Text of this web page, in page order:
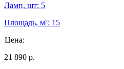
Ламп, шт: 5
Площадь, м²: 15
Цена:
21 890 р.